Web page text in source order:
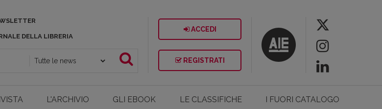
DELLA LIBRERIA
ACCEDI
REGISTRATI
L'ARCHIVIO GLI EBOOK LE CLASSIFICHE I FUORI CATALOGO